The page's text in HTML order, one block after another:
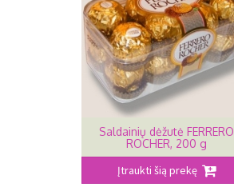
Saldainių dėžutė FERRERO
ROCHER, 200 g
Įtraukti šią prekę